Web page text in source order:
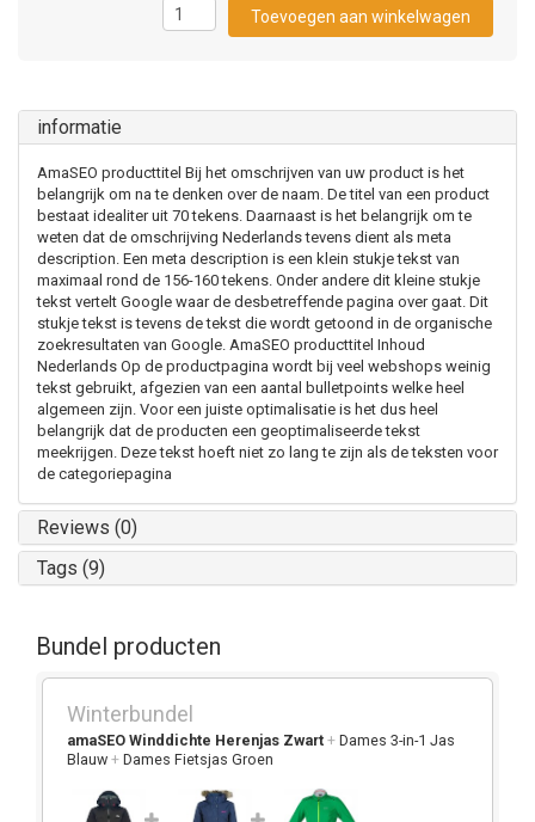
Toevoegen aan winkelwagen
informatie
AmaSEO producttitel Bij het omschrijven van uw product is het
belangrijk om na te denken over de naam. De titel van een product
bestaat idealiter uit 70 tekens. Daarnaast is het belangrijk om te
weten dat de omschrijving Nederlands tevens dient als meta
description. Een meta description is een klein stukje tekst van
maximaal rond de 156-160 tekens. Onder andere dit kleine stukje
tekst vertelt Google waar de desbetreffende pagina over gaat. Dit
stukje tekst is tevens de tekst die wordt getoond in de organische
zoekresultaten van Google. AmaSEO producttitel Inhoud
Nederlands Op de productpagina wordt bij veel webshops weinig
tekst gebruikt, afgezien van een aantal bulletpoints welke heel
algemeen zijn. Voor een juiste optimalisatie is het dus heel
belangrijk dat de producten een geoptimaliseerde tekst
meekrijgen. Deze tekst hoeft niet zo lang te zijn als de teksten voor
de categoriepagina
Reviews (0)
Tags (9)
Bundel producten
Winterbundel
amaSEO Winddichte Herenjas Zwart + Dames 3-in-1 Jas
Blauw + Dames Fietsjas Groen